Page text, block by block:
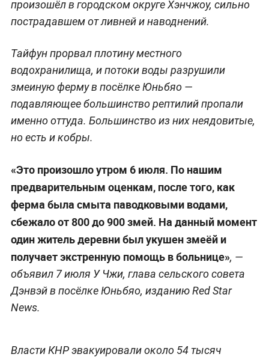
произошёл в городском округе Хэнчжоу, сильно
пострадавшем от ливней и наводнений.
Тайфун прорвал плотину местного
водохранилища, и потоки воды разрушили
змеиную ферму в посёлке Юньбяо —
подавляющее большинство рептилий пропали
именно оттуда. Большинство из них неядовитые,
но есть и кобры.
«Это произошло утром 6 июля. По нашим
предварительным оценкам, после того, как
ферма была смыта паводковыми водами,
сбежало от 800 до 900 змей. На данный момент
один житель деревни был укушен змеёй и
получает экстренную помощь в больнице», —
объявил 7 июля У Чжи, глава сельского совета
Дэнвэй в посёлке Юньбяо, изданию Red Star
News.
Власти КНР эвакуировали около 54 тысяч